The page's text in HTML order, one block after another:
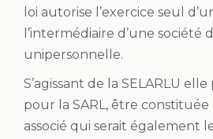
loi autorise l’exercice seul
l’intermédiaire d’une société
unipersonnelle.
S’agissant de la SELARLU
pour la SARL, être constituée
associé qui serait également